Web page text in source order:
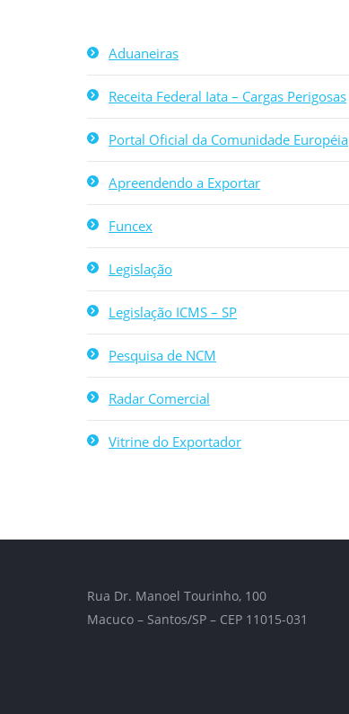
Aduaneiras
Receita Federal Iata – Cargas Perigosas
Portal Oficial da Comunidade Européia
Apreendendo a Exportar
Funcex
Legislação
Legislação ICMS – SP
Pesquisa de NCM
Radar Comercial
Vitrine do Exportador
Rua Dr. Manoel Tourinho, 100
Macuco – Santos/SP – CEP 11015-031